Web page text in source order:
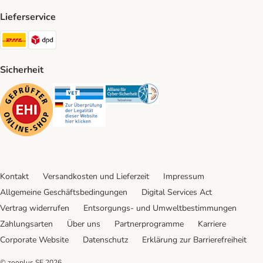
Lieferservice
DHL Shipping Method
Sicherheit
Security Security Security
Kontakt Versandkosten und Lieferzeit
Impressum
Allgemeine Geschäftsbedingungen
Digital Services Act
Vertrag widerrufen
Entsorgungs- und Umweltbestimmungen
Zahlungsarten
Über uns Partnerprogramme
Karriere
Corporate Website
Datenschutz Erklärung zur Barrierefreiheit